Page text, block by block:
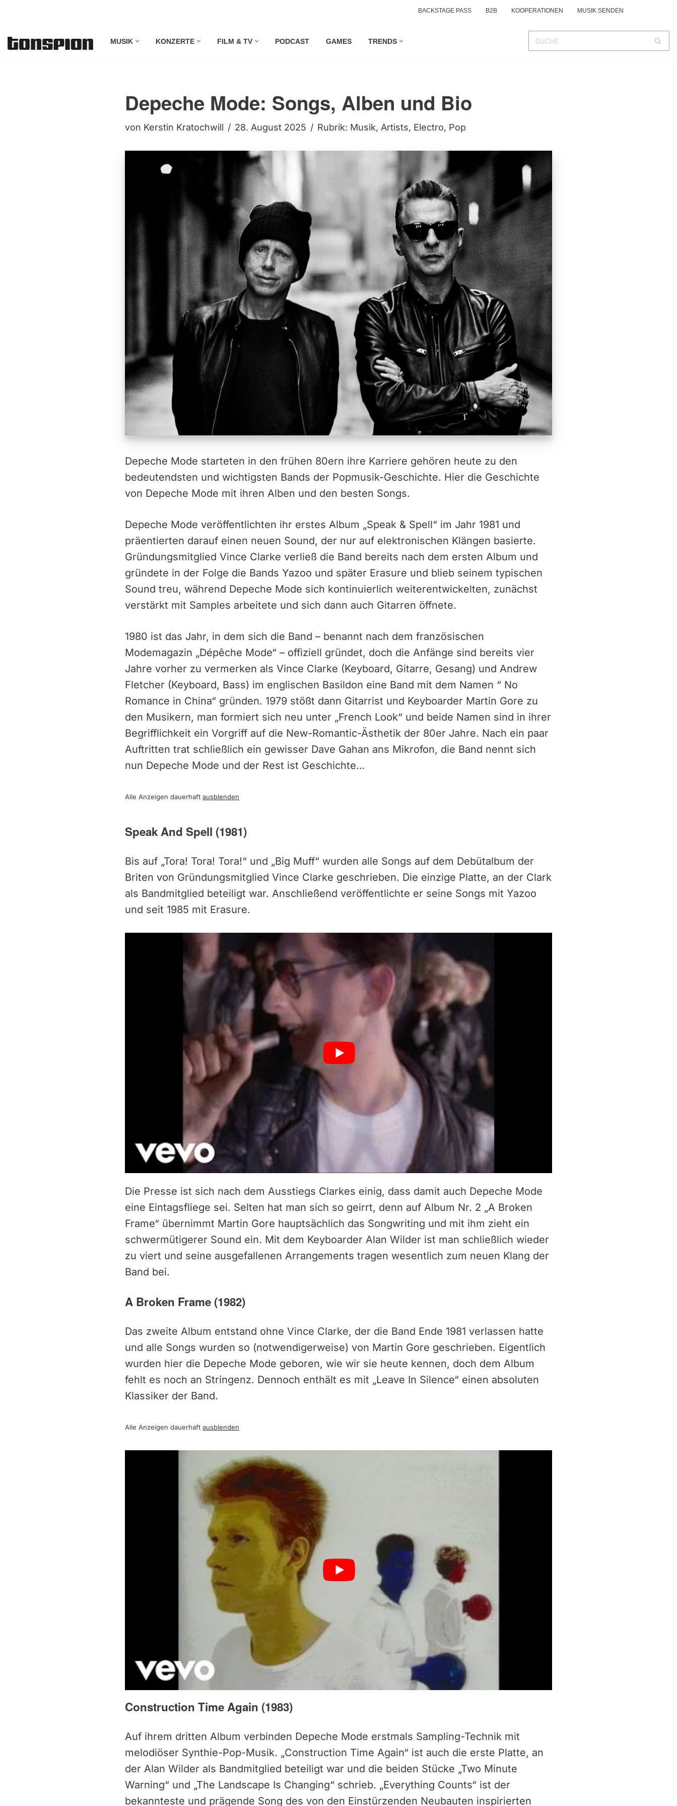
Inhalt
BACKSTAGE PASS B2B KOOPERATIONEN MUSIK SENDEN
MUSIK KONZERTE FILM & TV PODCAST GAMES TRENDS
Depeche Mode: Songs, Alben und Bio
von Kerstin Kratochwill 28. August 2025 Rubrik: Musik, Artists, Electro, Pop
Depeche Mode starteten in den frühen 80ern ihre Karriere gehören heute zu den
bedeutendsten und wichtigsten Bands der Popmusik-Geschichte. Hier die Geschichte
von Depeche Mode mit ihren Alben und den besten Songs.
Depeche Mode veröffentlichten ihr erstes Album „Speak & Spell“ im Jahr 1981 und
präentierten darauf einen neuen Sound, der nur auf elektronischen Klängen basierte.
Gründungsmitglied Vince Clarke verließ die Band bereits nach dem ersten Album und
gründete in der Folge die Bands Yazoo und später Erasure und blieb seinem typischen
Sound treu, während Depeche Mode sich kontinuierlich weiterentwickelten, zunächst
verstärkt mit Samples arbeitete und sich dann auch Gitarren öffnete.
1980 ist das Jahr, in dem sich die Band – benannt nach dem französischen
Modemagazin „Dépêche Mode“ – offiziell gründet, doch die Anfänge sind bereits vier
Jahre vorher zu vermerken als Vince Clarke (Keyboard, Gitarre, Gesang) und Andrew
Fletcher (Keyboard, Bass) im englischen Basildon eine Band mit dem Namen “ No
Romance in China“ gründen. 1979 stößt dann Gitarrist und Keyboarder Martin Gore zu
den Musikern, man formiert sich neu unter „French Look“ und beide Namen sind in ihrer
Begrifflichkeit ein Vorgriff auf die New-Romantic-Ästhetik der 80er Jahre. Nach ein paar
Auftritten trat schließlich ein gewisser Dave Gahan ans Mikrofon, die Band nennt sich
nun Depeche Mode und der Rest ist Geschichte…
Alle Anzeigen dauerhaftausblenden
Speak And Spell (1981)
Bis auf „Tora! Tora! Tora!“ und „Big Muff“ wurden alle Songs auf dem Debütalbum der
Briten von Gründungsmitglied Vince Clarke geschrieben. Die einzige Platte, an der Clark
als Bandmitglied beteiligt war. Anschließend veröffentlichte er seine Songs mit Yazoo
und seit 1985 mit Erasure.
Die Presse ist sich nach dem Ausstiegs Clarkes einig, dass damit auch Depeche Mode
eine Eintagsfliege sei. Selten hat man sich so geirrt, denn auf Album Nr. 2 „A Broken
Frame“ übernimmt Martin Gore hauptsächlich das Songwriting und mit ihm zieht ein
schwermütigerer Sound ein. Mit dem Keyboarder Alan Wilder ist man schließlich wieder
zu viert und seine ausgefallenen Arrangements tragen wesentlich zum neuen Klang der
Band bei.
A Broken Frame (1982)
Das zweite Album entstand ohne Vince Clarke, der die Band Ende 1981 verlassen hatte
und alle Songs wurden so (notwendigerweise) von Martin Gore geschrieben. Eigentlich
wurden hier die Depeche Mode geboren, wie wir sie heute kennen, doch dem Album
fehlt es noch an Stringenz. Dennoch enthält es mit „Leave In Silence“ einen absoluten
Klassiker der Band.
Alle Anzeigen dauerhaftausblenden
Construction Time Again (1983)
Auf ihrem dritten Album verbinden Depeche Mode erstmals Sampling-Technik mit
melodiöser Synthie-Pop-Musik. „Construction Time Again“ ist auch die erste Platte, an
der Alan Wilder als Bandmitglied beteiligt war und die beiden Stücke „Two Minute
Warning“ und „The Landscape Is Changing“ schrieb. „Everything Counts“ ist der
bekannteste und prägende Song des von den Einstürzenden Neubauten inspirierten